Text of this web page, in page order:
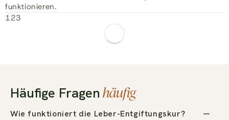
funktionieren.
123
Häufige Fragen häufig
Wie funktioniert die Leber-Entgiftungskur?